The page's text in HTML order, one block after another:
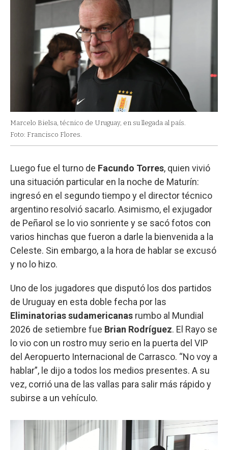
Marcelo Bielsa, técnico de Uruguay, en su llegada al país.
Foto: Francisco Flores.
Luego fue el turno de Facundo Torres, quien vivió
una situación particular en la noche de Maturín:
ingresó en el segundo tiempo y el director técnico
argentino resolvió sacarlo. Asimismo, el exjugador
de Peñarol se lo vio sonriente y se sacó fotos con
varios hinchas que fueron a darle la bienvenida a la
Celeste. Sin embargo, a la hora de hablar se excusó
y no lo hizo.
Uno de los jugadores que disputó los dos partidos
de Uruguay en esta doble fecha por las
Eliminatorias sudamericanas rumbo al Mundial
2026 de setiembre fue Brian Rodríguez. El Rayo se
lo vio con un rostro muy serio en la puerta del VIP
del Aeropuerto Internacional de Carrasco. “No voy a
hablar”, le dijo a todos los medios presentes. A su
vez, corrió una de las vallas para salir más rápido y
subirse a un vehículo.